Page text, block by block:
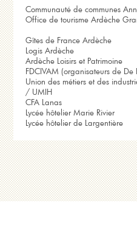
Communauté de communes
Office de tourisme Ardèche
Gîtes de France Ardèche
Logis Ardèche
Ardèche Loisirs et Patrimoine
FDCIVAM (organisateurs de De
Union des métiers et des
/ UMIH
CFA Lanas
Lycée hôtelier Marie Rivier
Lycée hôtelier de Largentière